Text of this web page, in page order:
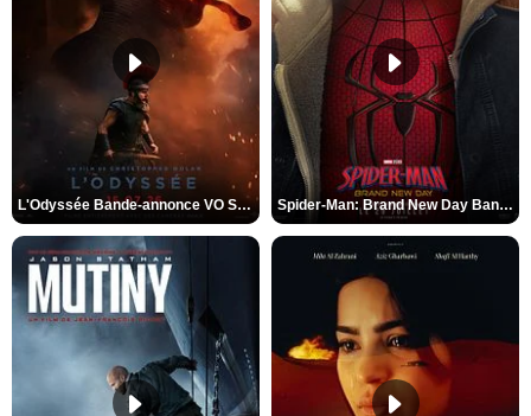
L'Odyssée Bande-annonce VO STFR Spider-Man: Brand New Day Bande-annonce VO STFR